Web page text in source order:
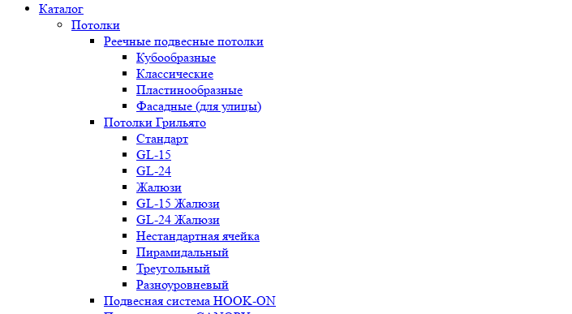
Каталог
Потолки
Реечные подвесные потолки
Кубообразные
Классические
Пластинообразные
Фасадные (для улицы)
Потолки Грильято
Стандарт
GL-15
GL-24
Жалюзи
GL-15 Жалюзи
GL-24 Жалюзи
Нестандартная ячейка
Пирамидальный
Треугольный
Разноуровневый
Подвесная система HOOK-ON